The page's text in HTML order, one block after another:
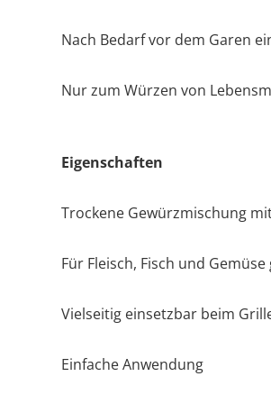
Nach Bedarf vor dem Garen
Nur zum Würzen von
Eigenschaften
Trockene Gewürzmischung
Für Fleisch, Fisch und
Vielseitig einsetzbar beim
Einfache Anwendung